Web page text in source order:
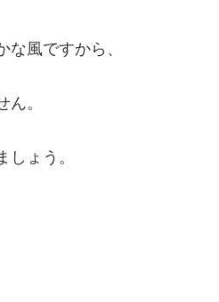
風ですから、
。
しょう。